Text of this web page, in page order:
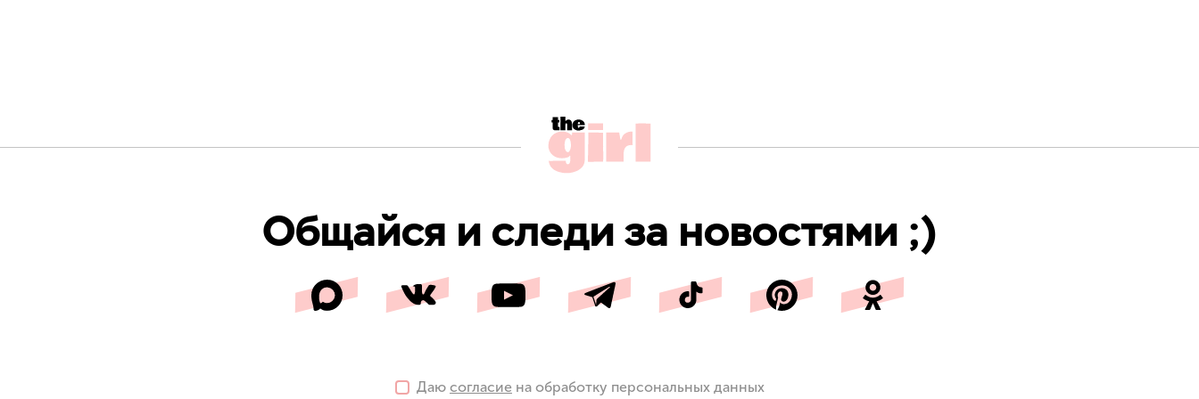
Общайся и следи за новостями ;)
Даю согласие на обработку персональных данных